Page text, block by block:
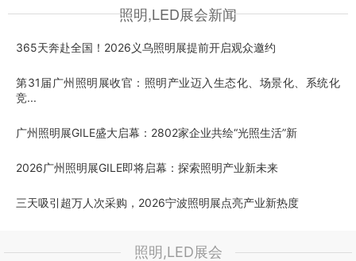
照明,LED展会新闻
365天奔赴全国！2026义乌照明展提前开启观众邀约
第31届广州照明展收官：照明产业迈入生态化、场景化、系统化
竞...
广州照明展GILE盛大启幕：2802家企业共绘“光照生活”新
2026广州照明展GILE即将启幕：探索照明产业新未来
三天吸引超万人次采购，2026宁波照明展点亮产业新热度
照明,LED展会